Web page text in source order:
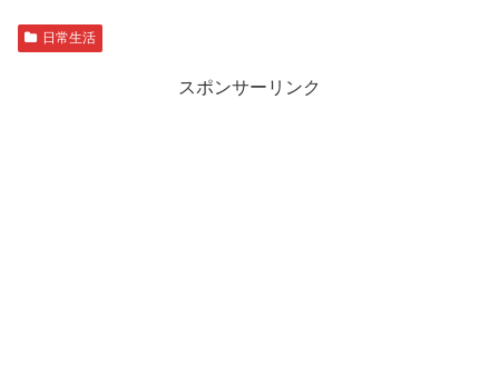
日常生活
スポンサーリンク